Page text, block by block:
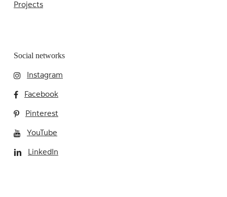
Projects
Social networks
Instagram
Facebook
Pinterest
YouTube
LinkedIn